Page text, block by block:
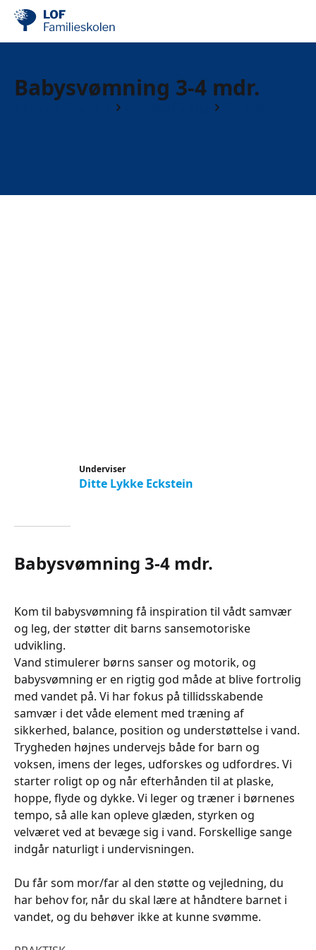
Babysvømning 3-4 mdr.
Underviser
Ditte Lykke Eckstein
Babysvømning 3-4 mdr.
Kom til babysvømning få inspiration til vådt samvær
og leg, der støtter dit barns sansemotoriske
udvikling.
Vand stimulerer børns sanser og motorik, og
babysvømning er en rigtig god måde at blive fortrolig
med vandet på. Vi har fokus på tillidsskabende
samvær i det våde element med træning af
sikkerhed, balance, position og understøttelse i vand.
Trygheden højnes undervejs både for barn og
voksen, imens der leges, udforskes og udfordres. Vi
starter roligt op og når efterhånden til at plaske,
hoppe, flyde og dykke. Vi leger og træner i børnenes
tempo, så alle kan opleve glæden, styrken og
velværet ved at bevæge sig i vand. Forskellige sange
indgår naturligt i undervisningen.
Du får som mor/far al den støtte og vejledning, du
har behov for, når du skal lære at håndtere barnet i
vandet, og du behøver ikke at kunne svømme.